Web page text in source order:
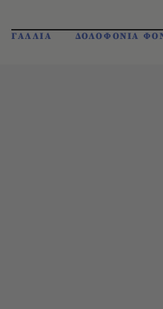
ΓΑΛΛΙΑ ΔΟΛΟΦΟΝΙΑ